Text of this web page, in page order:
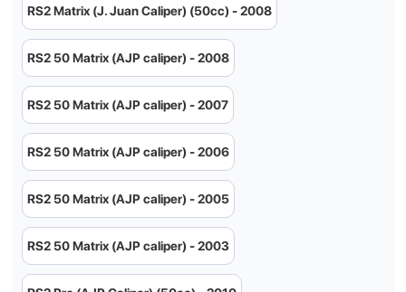
RS2 Matrix (J. Juan Caliper) (50cc) - 2008
RS2 50 Matrix (AJP caliper) - 2008
RS2 50 Matrix (AJP caliper) - 2007
RS2 50 Matrix (AJP caliper) - 2006
RS2 50 Matrix (AJP caliper) - 2005
RS2 50 Matrix (AJP caliper) - 2003